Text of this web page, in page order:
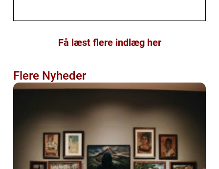
Få læst flere indlæg her
Flere Nyheder